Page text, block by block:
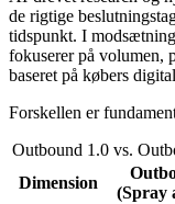
de rigtige
tidspunkt. I
fokuserer på volumen,
baseret på købers
Forskellen er
Outbound 1.0 vs.
Dimension
(Spray